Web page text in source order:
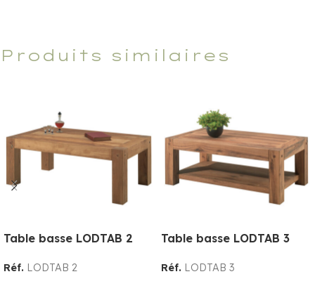
Produits similaires
Table basse LODTAB 2
Réf. LODTAB 2
Table basse LODTAB 3
Réf. LODTAB 3